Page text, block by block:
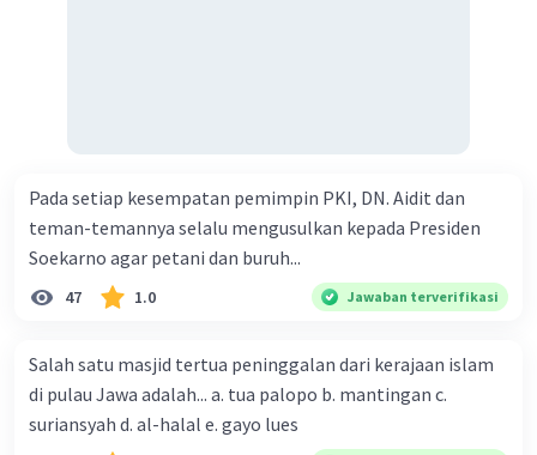
Pada setiap kesempatan pemimpin PKI, DN. Aidit dan
teman-temannya selalu mengusulkan kepada Presiden
Soekarno agar petani dan buruh...
47 1.0 Jawaban terverifikasi
Salah satu masjid tertua peninggalan dari kerajaan islam
di pulau Jawa adalah... a. tua palopo b. mantingan c.
suriansyah d. al-halal e. gayo lues